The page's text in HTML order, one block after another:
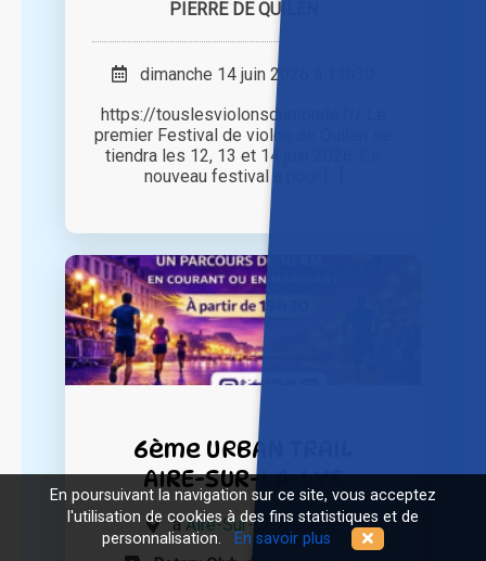
PIERRE DE QUILEN
dimanche 14 juin 2026 à 11h30
https://touslesviolonsdumonde.fr/ Le
premier Festival de violon de Quilen se
tiendra les 12, 13 et 14 juin 2026. Ce
nouveau festival a pour [...]
6ème URBAN TRAIL
AIRE-SUR-LA-LYS
àAire-Sur-La-Lys (62)
En poursuivant la navigation sur ce site, vous acceptez
l'utilisation de cookies à des fins statistiques et de
personnalisation.
En savoir plus